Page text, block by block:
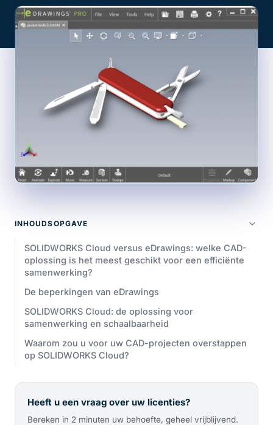
INHOUDSOPGAVE
SOLIDWORKS Cloud versus eDrawings: welke CAD-
oplossing is het meest geschikt voor een efficiënte
samenwerking?
De beperkingen van eDrawings
SOLIDWORKS Cloud: de oplossing voor
samenwerking en schaalbaarheid
Waarom zou u voor uw CAD-projecten overstappen
op SOLIDWORKS Cloud?
Heeft u een vraag over uw licenties?
Bereken in 2 minuten uw behoefte, geheel vrijblijvend.